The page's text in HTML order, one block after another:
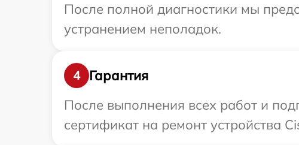
После полной диагностики мы
устранением неполадок.
4
Гарантия
После выполнения всех работ и
сертификат на ремонт устройства